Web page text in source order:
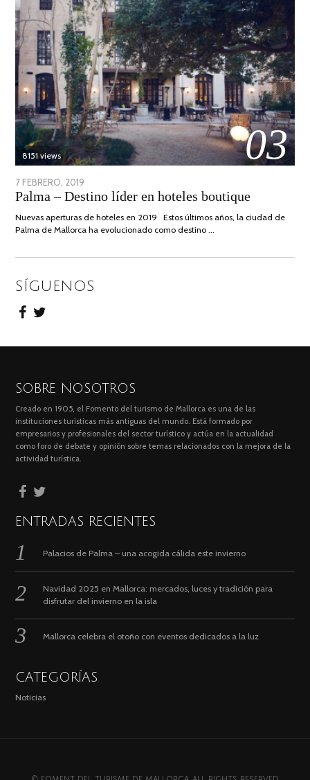
03
8151 views
POSTED
ON
7 FEBRERO, 2019
JUNIO,
Palma – Destino líder en hoteles boutique
Nuevas aperturas de hoteles en 2019 Estos últimos años, la ciudad de
Palma de Mallorca ha evolucionado como destino …
SÍGUENOS
SOBRE NOSOTROS
Creado en 1905, el Fomento del turismo de Mallorca es una de las
instituciones turísticas más antiguas del mundo. Está formado por
empresarios y profesionales del sector turístico y actúa en la actualidad
como foro de debate y opinión sobre temas relacionados con la mejora de la
actividad turística.
ENTRADAS RECIENTES
Palacios de Palma – una acogida cálida este invierno
Navidad 2025 en Mallorca: mercados, luces y tradición para
disfrutar del invierno en la isla
Mallorca celebra el otoño con eventos dedicados a la luz
CATEGORÍAS
Noticias